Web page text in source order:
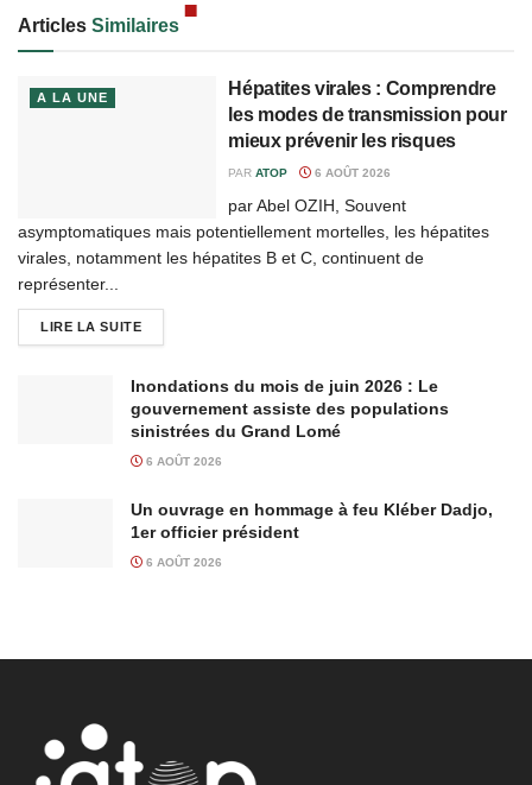
Articles Similaires
A LA UNE
Hépatites virales : Comprendre
les modes de transmission pour
mieux prévenir les risques
PAR ATOP 6 AOÛT 2026
par Abel OZIH, Souvent
asymptomatiques mais potentiellement mortelles, les hépatites
virales, notamment les hépatites B et C, continuent de
représenter...
LIRE LA SUITE
Inondations du mois de juin 2026 : Le
gouvernement assiste des populations
sinistrées du Grand Lomé
6 AOÛT 2026
Un ouvrage en hommage à feu Kléber Dadjo,
1er officier président
6 AOÛT 2026